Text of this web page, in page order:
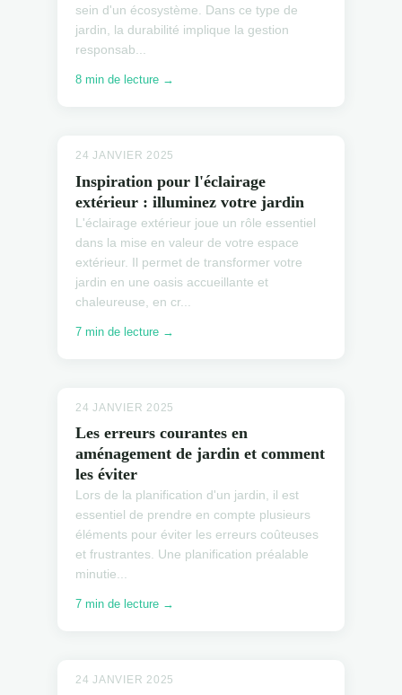
sein d'un écosystème. Dans ce type de
jardin, la durabilité implique la gestion
responsab...
8 min de lecture →
24 JANVIER 2025
Inspiration pour l'éclairage
extérieur : illuminez votre jardin
L'éclairage extérieur joue un rôle essentiel
dans la mise en valeur de votre espace
extérieur. Il permet de transformer votre
jardin en une oasis accueillante et
chaleureuse, en cr...
7 min de lecture →
24 JANVIER 2025
Les erreurs courantes en
aménagement de jardin et comment
les éviter
Lors de la planification d'un jardin, il est
essentiel de prendre en compte plusieurs
éléments pour éviter les erreurs coûteuses
et frustrantes. Une planification préalable
minutie...
7 min de lecture →
24 JANVIER 2025